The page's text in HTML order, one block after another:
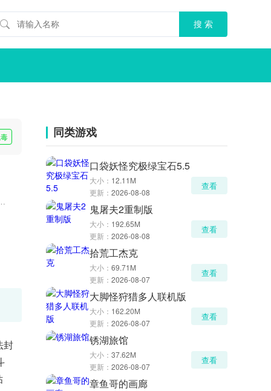
封
同类游戏
口袋妖怪究极绿宝石5.5
大小： 12.11M
更新： 2026-08-08
查看
鬼屠夫2重制版
大小： 192.65M
更新： 2026-08-08
查看
拾荒工杰克
大小： 69.71M
更新： 2026-08-07
查看
大脚怪狩猎多人联机版
大小： 162.20M
更新： 2026-08-07
查看
锈湖旅馆
大小： 37.62M
更新： 2026-08-07
查看
章鱼哥的画廊